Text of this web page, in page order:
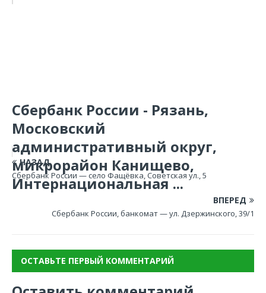
Сбербанк России - Рязань,
Московский
административный округ,
микрорайон Канищево,
Интернациональная ...
НАЗАД
Сбербанк России — село Фащёвка, Советская ул., 5
ВПЕРЕД
Сбербанк России, банкомат — ул. Дзержинского, 39/1
ОСТАВЬТЕ ПЕРВЫЙ КОММЕНТАРИЙ